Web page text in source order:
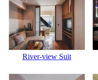
River-view Suit